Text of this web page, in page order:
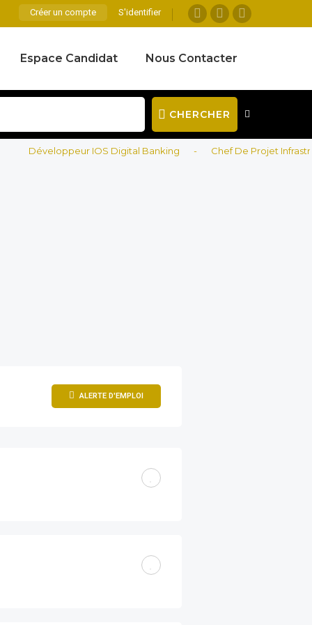
Créer un compte S'identifier
Espace Candidat Nous Contacter
CHERCHER
Développeur IOS Digital Banking - Chef De Projet
ALERTE D'EMPLOI